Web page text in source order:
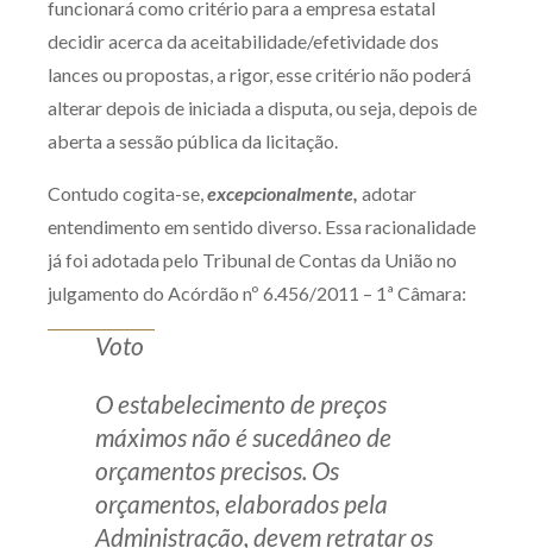
funcionará como critério para a empresa estatal
decidir acerca da aceitabilidade/efetividade dos
lances ou propostas, a rigor, esse critério não poderá
alterar depois de iniciada a disputa, ou seja, depois de
aberta a sessão pública da licitação.
Contudo cogita-se,excepcionalmente, adotar
entendimento em sentido diverso. Essa racionalidade
já foi adotada pelo Tribunal de Contas da União no
julgamento do Acórdão nº 6.456/2011 – 1ª Câmara:
Voto
O estabelecimento de preços
máximos não é sucedâneo de
orçamentos precisos. Os
orçamentos, elaborados pela
Administração, devem retratar os